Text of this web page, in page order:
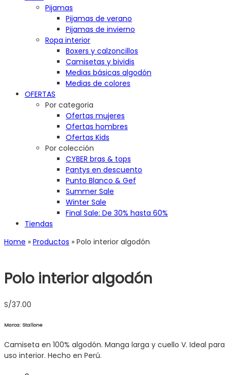
Pijamas
Pijamas de verano
Pijamas de invierno
Ropa interior
Boxers y calzoncillos
Camisetas y bividis
Medias básicas algodón
Medias de colores
OFERTAS
Por categoria
Ofertas mujeres
Ofertas hombres
Ofertas Kids
Por colección
CYBER bras & tops
Pantys en descuento
Punto Blanco & Gef
Summer Sale
Winter Sale
Final Sale: De 30% hasta 60%
Tiendas
Home » Productos » Polo interior algodón
Polo interior algodón
S/37.00
Marca: Stallone
Camiseta en 100% algodón. Manga larga y cuello V. Ideal para
uso interior. Hecho en Perú.